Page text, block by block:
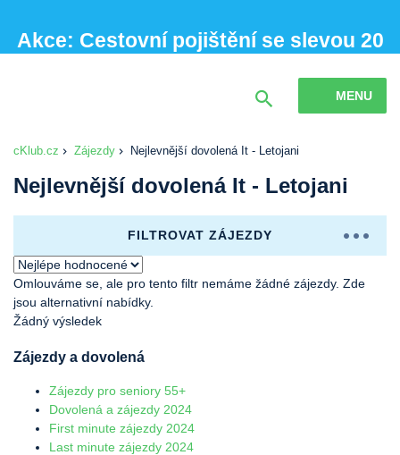
Akce: Cestovní pojištění se slevou 20
MENU
cKlub.cz Zájezdy Nejlevnější dovolená It - Letojani
Nejlevnější dovolená It - Letojani
FILTROVAT ZÁJEZDY
Omlouváme se, ale pro tento filtr nemáme žádné zájezdy. Zde
jsou alternativní nabídky.
Žádný výsledek
Zájezdy a dovolená
Zájezdy pro seniory 55+
Dovolená a zájezdy 2024
First minute zájezdy 2024
Last minute zájezdy 2024